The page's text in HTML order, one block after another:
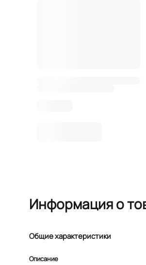
Информация о
Общие характеристики
Описание